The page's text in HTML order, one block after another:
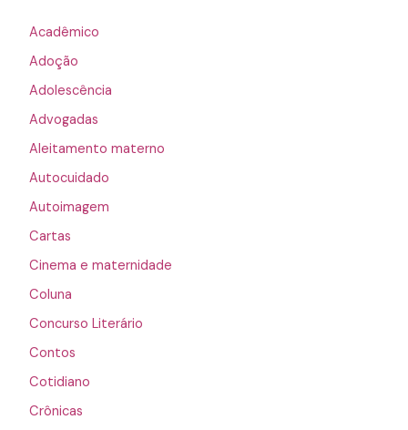
Acadêmico
Adoção
Adolescência
Advogadas
Aleitamento materno
Autocuidado
Autoimagem
Cartas
Cinema e maternidade
Coluna
Concurso Literário
Contos
Cotidiano
Crônicas